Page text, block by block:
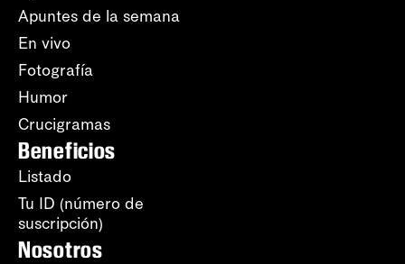
Apuntes de la semana
En vivo
Fotografía
Humor
Crucigramas
Beneficios
Listado
Tu ID (número de
suscripción)
Nosotros